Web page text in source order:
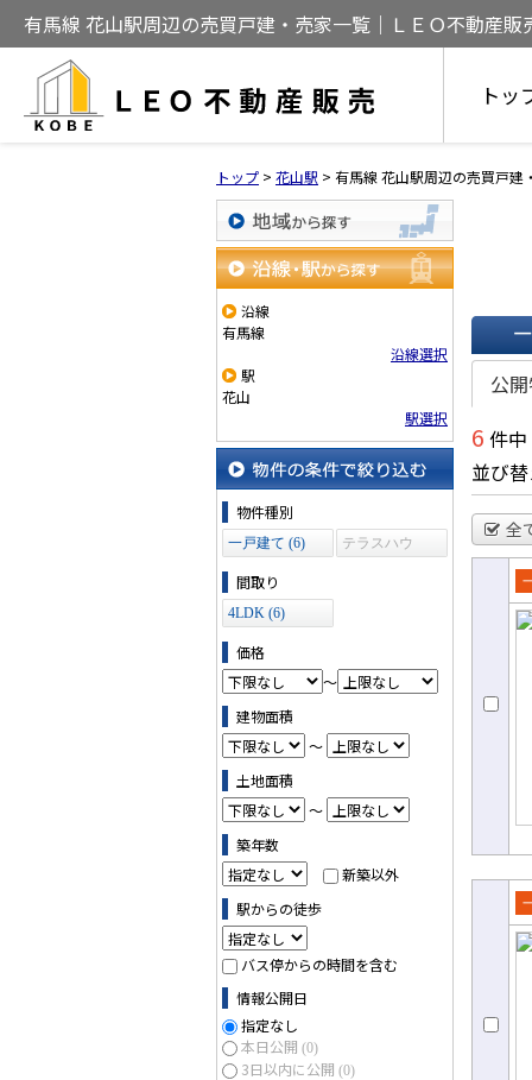
有馬線 花山駅周辺の売買戸建・売家一覧｜ＬＥＯ不動産
トッ
トップ > 花山駅 > 有馬線 花山駅周辺の売買戸建
地域から探す
沿線・駅から探す
沿線
有馬線
沿線選択
駅
花山
駅選択
物件の条件で絞り込む
物件種別
一戸建て (6)
テラスハウ
間取り
4LDK (6)
価格
～
建物面積
～
土地面積
～
築年数
新築以外
駅からの徒歩
バス停からの時間を含む
情報公開日
指定なし
本日公開 (0)
3日以内に公開 (0)
一覧
公
6 件
並び
全
て
て